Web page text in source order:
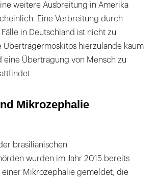
weitere Ausbreitung in Amerika
Eine Verbreitung durch
in Deutschland ist nicht zu
Überträgermoskitos hierzulande kaum
eine Übertragung von Mensch zu
Mikrozephalie
brasilianischen
wurden im Jahr 2015 bereits
einer Mikrozephalie gemeldet, die